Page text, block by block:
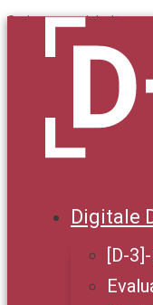
Springe zum Inhalt
Digitale
[D-